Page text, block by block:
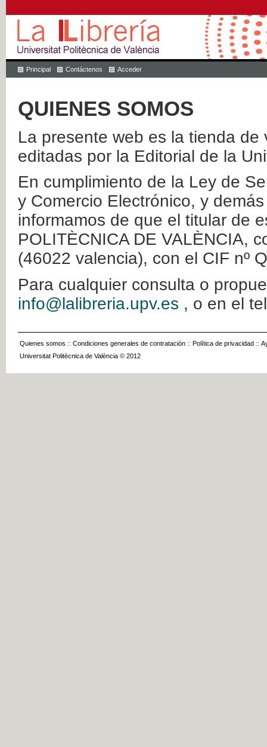
Principal Contáctenos Acceder
QUIENES SOMOS
La presente web es la tienda
editadas por la Editorial de la
En cumplimiento de la Ley de
y Comercio Electrónico, y
informamos de que el titular de
POLITÈCNICA DE VALÈNCIA,
(46022 valencia), con el CIF nº
Para cualquier consulta o
info@lalibreria.upv.es , o en el
Quienes somos :: Condiciones generales de contratación :: Política de privacidad ::
Universitat Politècnica de València © 2012